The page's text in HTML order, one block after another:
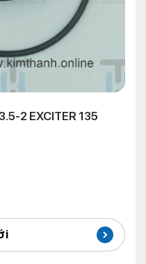
2 EXCITER 135